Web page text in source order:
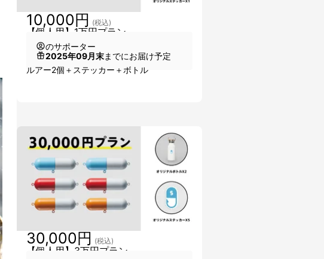
【個人用】1万円プラン
10,000円 (税込)
のサポーター
2025年09月末までにお届け予定
ルアー2個＋ステッカー＋ボトル
【個人用】3万円プラン
30,000円 (税込)